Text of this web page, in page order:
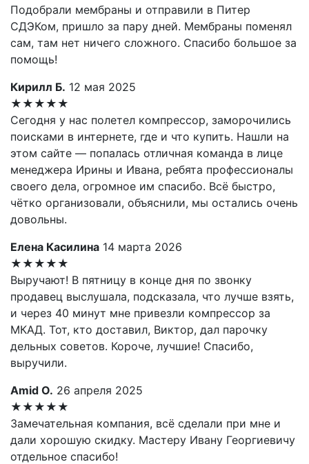
Подобрали мембраны и отправили в Питер
СДЭКом, пришло за пару дней. Мембраны поменял
сам, там нет ничего сложного. Спасибо большое за
помощь!
Кирилл Б. 12 мая 2025
★★★★★
Сегодня у нас полетел компрессор, заморочились
поисками в интернете, где и что купить. Нашли на
этом сайте — попалась отличная команда в лице
менеджера Ирины и Ивана, ребята профессионалы
своего дела, огромное им спасибо. Всё быстро,
чётко организовали, объяснили, мы остались очень
довольны.
Елена Касилина 14 марта 2026
★★★★★
Выручают! В пятницу в конце дня по звонку
продавец выслушала, подсказала, что лучше взять,
и через 40 минут мне привезли компрессор за
МКАД. Тот, кто доставил, Виктор, дал парочку
дельных советов. Короче, лучшие! Спасибо,
выручили.
Amid О. 26 апреля 2025
★★★★★
Замечательная компания, всё сделали при мне и
дали хорошую скидку. Мастеру Ивану Георгиевичу
отдельное спасибо!